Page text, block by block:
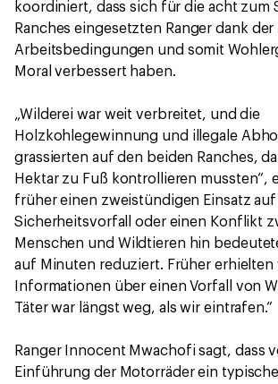
koordiniert, dass sich für die acht zum
Ranches eingesetzten Ranger dank
Arbeitsbedingungen und somit
Moral verbessert haben.
„Wilderei war weit verbreitet, und die
Holzkohlegewinnung und illegale
grassierten auf den beiden Ranches,
Hektar zu Fuß kontrollieren mussten“,
früher einen zweistündigen Einsatz
Sicherheitsvorfall oder einen Konflikt
Menschen und Wildtieren hin
auf Minuten reduziert. Früher erhielten
Informationen über einen Vorfall von
Täter war längst weg, als wir eintrafen.“
Ranger Innocent Mwachofi sagt, dass
Einführung der Motorräder ein